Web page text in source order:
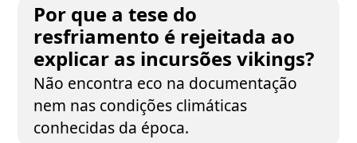
Por que a tese do
resfriamento é rejeitada ao
explicar as incursões vikings?
Não encontra eco na documentação
nem nas condições climáticas
conhecidas da época.